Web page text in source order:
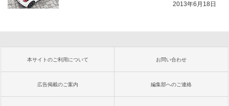
2013年6月18日
本サイトのご利用について お問い合わせ
広告掲載のご案内 編集部へのご連絡